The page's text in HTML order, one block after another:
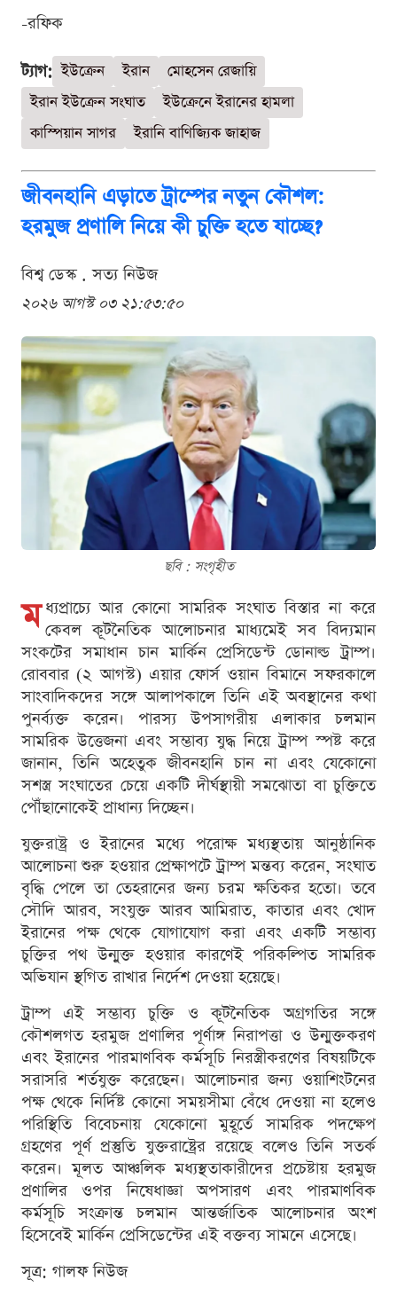
-রফিক
ট্যাগ: ইউক্রেন ইরান
মোহসেন রেজায়ি
ইরান ইউক্রেন সংঘাত
ইউক্রেনে ইরানের হামলা
কাস্পিয়ান সাগর
ইরানি বাণিজ্যিক জাহাজ
জীবনহানি এড়াতে ট্রাম্পের নতুন কৌশল:
হরমুজ প্রণালি নিয়ে কী চুক্তি হতে যাচ্ছে?
বিশ্ব ডেস্ক . সত্য নিউজ
২০২৬ আগস্ট ০৩ ২১:৫৩:৫০
ছবি : সংগৃহীত
ম ধ্যপ্রাচ্যে আর কোনো সামরিক সংঘাত বিস্তার না করে
কেবল কূটনৈতিক আলোচনার মাধ্যমেই সব বিদ্যমান
সংকটের সমাধান চান মার্কিন প্রেসিডেন্ট ডোনাল্ড ট্রাম্প।
রোববার (২ আগস্ট) এয়ার ফোর্স ওয়ান বিমানে সফরকালে
সাংবাদিকদের সঙ্গে আলাপকালে তিনি এই অবস্থানের কথা
পুনর্ব্যক্ত করেন। পারস্য উপসাগরীয় এলাকার চলমান
সামরিক উত্তেজনা এবং সম্ভাব্য যুদ্ধ নিয়ে ট্রাম্প স্পষ্ট করে
জানান, তিনি অহেতুক জীবনহানি চান না এবং যেকোনো
সশস্ত্র সংঘাতের চেয়ে একটি দীর্ঘস্থায়ী সমঝোতা বা চুক্তিতে
পৌঁছানোকেই প্রাধান্য দিচ্ছেন।
যুক্তরাষ্ট্র ও ইরানের মধ্যে পরোক্ষ মধ্যস্থতায় আনুষ্ঠানিক
আলোচনা শুরু হওয়ার প্রেক্ষাপটে ট্রাম্প মন্তব্য করেন, সংঘাত
বৃদ্ধি পেলে তা তেহরানের জন্য চরম ক্ষতিকর হতো। তবে
সৌদি আরব, সংযুক্ত আরব আমিরাত, কাতার এবং খোদ
ইরানের পক্ষ থেকে যোগাযোগ করা এবং একটি সম্ভাব্য
চুক্তির পথ উন্মুক্ত হওয়ার কারণেই পরিকল্পিত সামরিক
অভিযান স্থগিত রাখার নির্দেশ দেওয়া হয়েছে।
ট্রাম্প এই সম্ভাব্য চুক্তি ও কূটনৈতিক অগ্রগতির সঙ্গে
কৌশলগত হরমুজ প্রণালির পূর্ণাঙ্গ নিরাপত্তা ও উন্মুক্তকরণ
এবং ইরানের পারমাণবিক কর্মসূচি নিরস্ত্রীকরণের বিষয়টিকে
সরাসরি শর্তযুক্ত করেছেন। আলোচনার জন্য ওয়াশিংটনের
পক্ষ থেকে নির্দিষ্ট কোনো সময়সীমা বেঁধে দেওয়া না হলেও
পরিস্থিতি বিবেচনায় যেকোনো মুহূর্তে সামরিক পদক্ষেপ
গ্রহণের পূর্ণ প্রস্তুতি যুক্তরাষ্ট্রের রয়েছে বলেও তিনি সতর্ক
করেন। মূলত আঞ্চলিক মধ্যস্থতাকারীদের প্রচেষ্টায় হরমুজ
প্রণালির ওপর নিষেধাজ্ঞা অপসারণ এবং পারমাণবিক
কর্মসূচি সংক্রান্ত চলমান আন্তর্জাতিক আলোচনার অংশ
হিসেবেই মার্কিন প্রেসিডেন্টের এই বক্তব্য সামনে এসেছে।
সূত্র: গালফ নিউজ